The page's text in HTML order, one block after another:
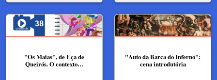
"Os Maias", de Eça de
Queirós. O contexto…
"Auto da Barca do Inferno":
cena introdutória